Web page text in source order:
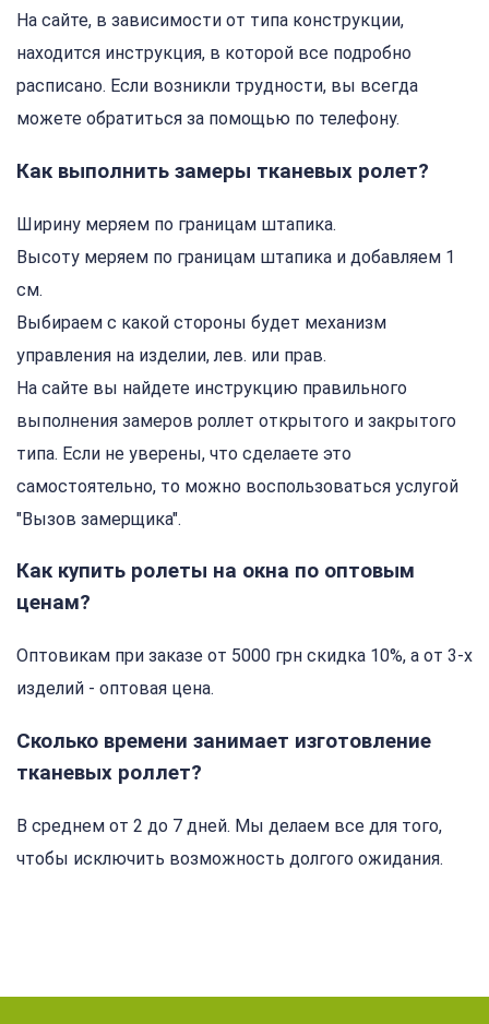
На сайте, в зависимости от типа конструкции,
находится инструкция, в которой все подробно
расписано. Если возникли трудности, вы всегда
можете обратиться за помощью по телефону.
Как выполнить замеры тканевых ролет?
Ширину меряем по границам штапика.
Высоту меряем по границам штапика и добавляем 1
см.
Выбираем с какой стороны будет механизм
управления на изделии, лев. или прав.
На сайте вы найдете инструкцию правильного
выполнения замеров роллет открытого и закрытого
типа. Если не уверены, что сделаете это
самостоятельно, то можно воспользоваться услугой
"Вызов замерщика".
Как купить ролеты на окна по оптовым
ценам?
Оптовикам при заказе от 5000 грн скидка 10%, а от 3-х
изделий - оптовая цена.
Сколько времени занимает изготовление
тканевых роллет?
В среднем от 2 до 7 дней. Мы делаем все для того,
чтобы исключить возможность долгого ожидания.